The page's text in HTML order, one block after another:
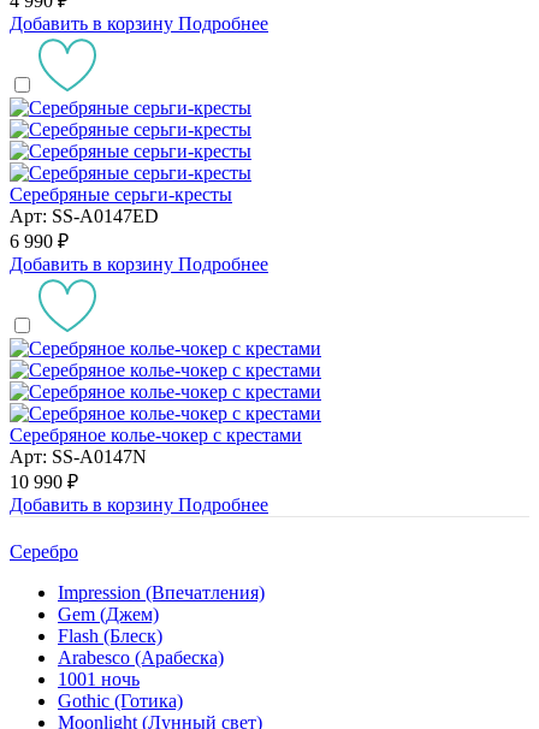
Добавить в корзину Подробнее
Серебряные серьги-кресты
Арт: SS-A0147ED
6 990 ₽
Добавить в корзину Подробнее
Серебряное колье-чокер с крестами
Арт: SS-A0147N
10 990 ₽
Добавить в корзину Подробнее
Серебро
Impression (Впечатления)
Gem (Джем)
Flash (Блеск)
Arabesco (Арабеска)
1001 ночь
Gothic (Готика)
Moonlight (Лунный свет)